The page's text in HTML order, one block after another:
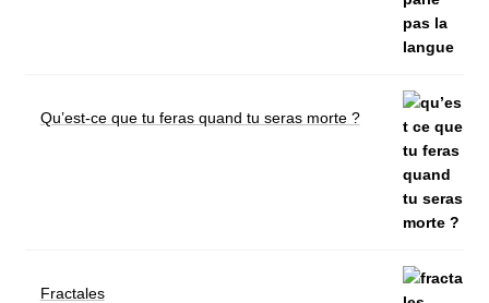
Qu’est-ce que tu feras quand tu seras morte ?
Fractales